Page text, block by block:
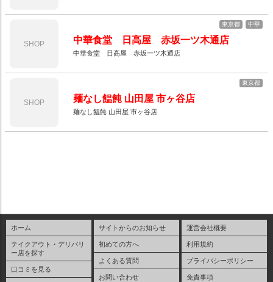
SHOP
東京都 中華
中華食堂 日高屋 赤坂一ツ木通店
中華食堂 日高屋 赤坂一ツ木通店
SHOP
東京都
麺なし饂飩 山田屋 市ヶ谷店
麺なし饂飩 山田屋 市ヶ谷店
ホーム
テイクアウト・デリバリ
ー店を探す
口コミを見る
サイトからのお知らせ
初めての方へ
よくある質問
お問い合わせ
運営会社概要
利用規約
プライバシーポリシー
免責事項